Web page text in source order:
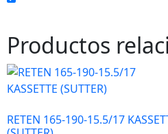
Productos
RETEN 165-190-15.5/17